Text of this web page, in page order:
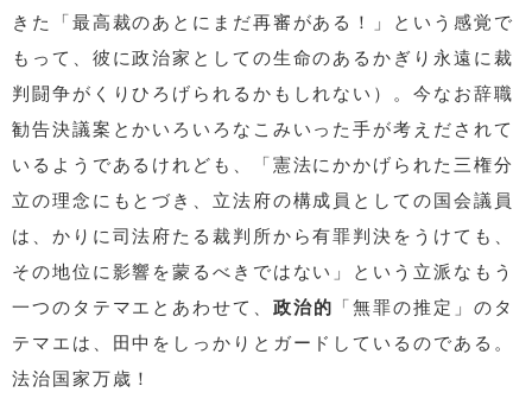
きた「最高裁のあとにまだ再審がある！」という感覚で
もって、彼に政治家としての生命のあるかぎり永遠に裁
判闘争がくりひろげられるかもしれない）。今なお辞職
勧告決議案とかいろいろなこみいった手が考えだされて
いるようであるけれども、「憲法にかかげられた三権分
立の理念にもとづき、立法府の構成員としての国会議員
は、かりに司法府たる裁判所から有罪判決をうけても、
その地位に影響を蒙るべきではない」という立派なもう
一つのタテマエとあわせて、 政治的 「無罪の推定」のタ
テマエは、田中をしっかりとガードしているのである。
法治国家万歳！